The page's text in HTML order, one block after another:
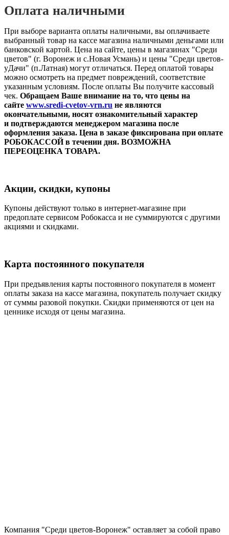
Оплата наличными
При выборе варианта оплаты наличными, вы оплачиваете
выбранный товар на кассе магазина наличными деньгами или
банковской картой. Цена на сайте, цены в магазинах "Среди
цветов" (г. Воронеж и с.Новая Усмань) и цены "Среди цветов-
уДачи" (п.Латная) могут отличаться. Перед оплатой товары
можно осмотреть на предмет повреждений, соответствие
указанным условиям. После оплаты Вы получите кассовый
чек. Обращаем Ваше внимание на то, что цены на
сайте www.sredi-cvetov-vrn.ru не являются
окончательными, носят ознакомительный характер
и подтверждаются менеджером магазина после
оформления заказа. Цена в заказе фиксирована при оплате
РОБОКАССОЙ в течении дня. ВОЗМОЖНА
ПЕРЕОЦЕНКА ТОВАРА.
Акции, скидки, купоны
Купоны действуют только в интернет-магазине при
предоплате сервисом Робокасса и не суммируются с другими
акциями и скидками.
Карта постоянного покупателя
При предъявления карты постоянного покупателя в момент
оплаты заказа на кассе магазина, покупатель получает скидку
от суммы разовой покупки. Скидки применяются от цен на
ценнике исходя от цены магазина.
Компания "Среди цветов-Воронеж" оставляет за собой право